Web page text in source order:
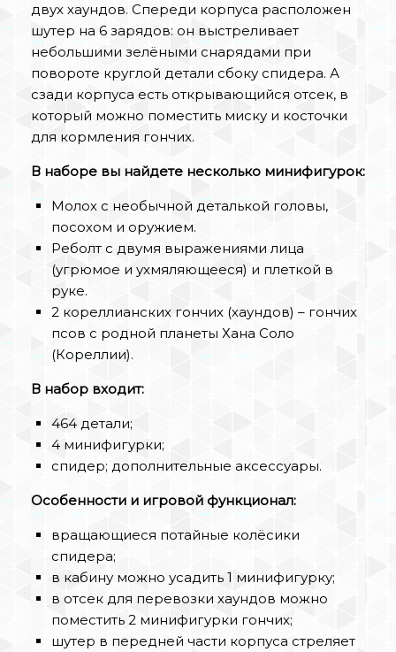
двух хаундов. Спереди корпуса расположен
шутер на 6 зарядов: он выстреливает
небольшими зелёными снарядами при
повороте круглой детали сбоку спидера. А
сзади корпуса есть открывающийся отсек, в
который можно поместить миску и косточки
для кормления гончих.
В наборе вы найдете несколько минифигурок:
Молох с необычной деталькой головы,
посохом и оружием.
Реболт с двумя выражениями лица
(угрюмое и ухмяляющееся) и плеткой в
руке.
2 кореллианских гончих (хаундов) – гончих
псов с родной планеты Хана Соло
(Кореллии).
В набор входит:
464 детали;
4 минифигурки;
спидер; дополнительные аксессуары.
Особенности и игровой функционал:
вращающиеся потайные колёсики
спидера;
в кабину можно усадить 1 минифигурку;
в отсек для перевозки хаундов можно
поместить 2 минифигурки гончих;
шутер в передней части корпуса стреляет